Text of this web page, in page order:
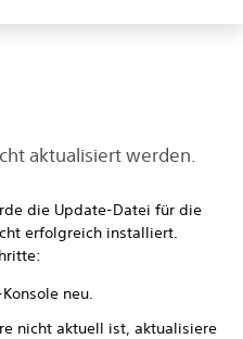
aktualisiert werden.
die Update-Datei für die
erfolgreich installiert.
neu.
nicht aktuell ist, aktualisiere